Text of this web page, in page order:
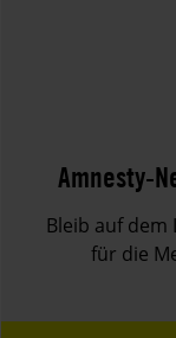
Amnesty-
Bleib auf dem
für die